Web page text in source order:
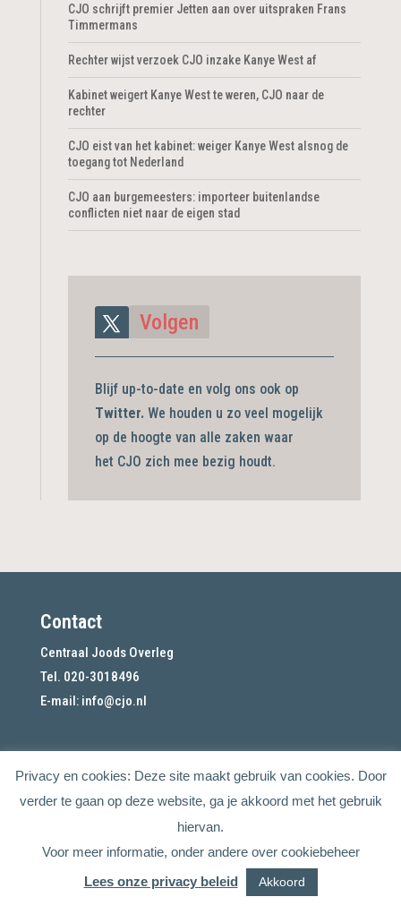
CJO schrijft premier Jetten aan over uitspraken Frans
Timmermans
Rechter wijst verzoek CJO inzake Kanye West af
Kabinet weigert Kanye West te weren, CJO naar de
rechter
CJO eist van het kabinet: weiger Kanye West alsnog de
toegang tot Nederland
CJO aan burgemeesters: importeer buitenlandse
conflicten niet naar de eigen stad
Volgen
Blijf up-to-date en volg ons ook op
Twitter. We houden u zo veel mogelijk
op de hoogte van alle zaken waar
het CJO zich mee bezig houdt.
Contact
Centraal Joods Overleg
Tel. 020-3018496
E-mail: info@cjo.nl
Privacy en cookies: Deze site maakt gebruik van cookies. Door
verder te gaan op deze website, ga je akkoord met het gebruik
hiervan.
Voor meer informatie, onder andere over cookiebeheer
Lees onze privacy beleid
Akkoord